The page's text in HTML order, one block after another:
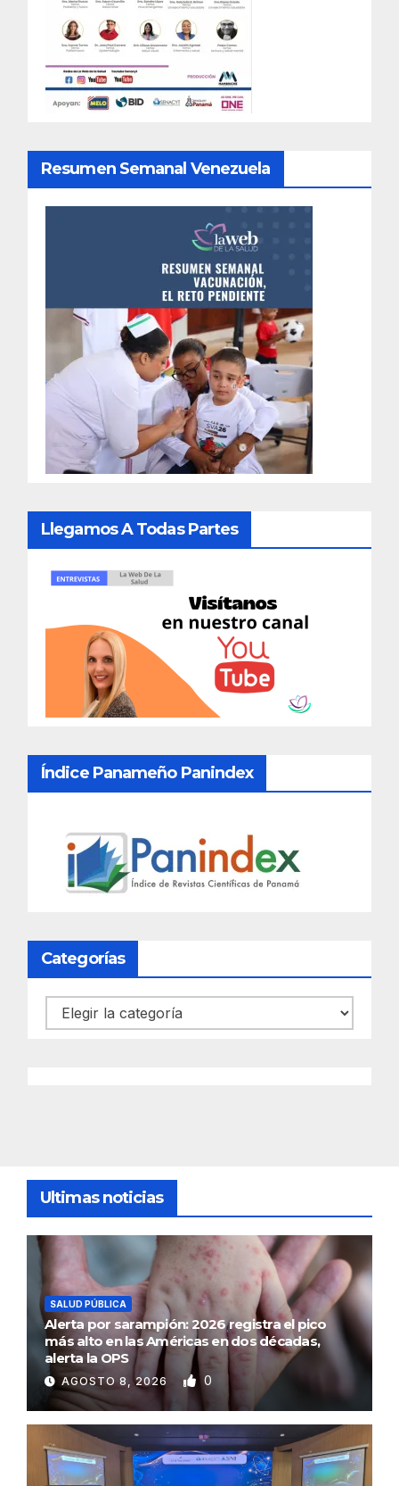
Resumen Semanal Venezuela
Llegamos A Todas Partes
Índice Panameño Panindex
Categorías
Categorías
Ultimas noticias
SALUD PÚBLICA
Alerta por sarampión: 2026 registra el pico
más alto en las Américas en dos décadas,
alerta la OPS
AGOSTO 8, 2026 0